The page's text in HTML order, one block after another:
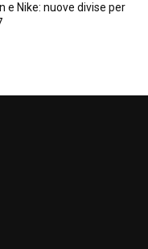
e Nike: nuove divise per